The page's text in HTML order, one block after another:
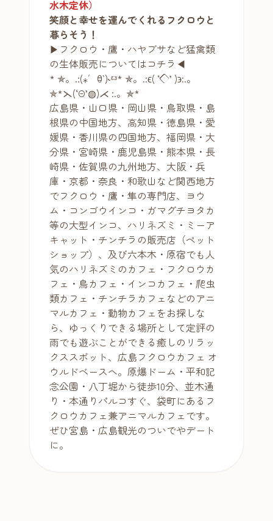
水木定休）
笑顔と幸せを運んでくれるフクロウと
暮らそう！
▶フクロウ・鷹・ハヤブサなど猛禽類
の生体販売についてはコチラ◀
* ✯。.:(⁎′ꃪ‵)˞ᵋᵌ* ✯。.:ϵ( ‘◇’ )϶:.。
✯*⋋(‘Θ’◍)⋌ :.。✯*
広島県・山口県・岡山県・鳥取県・島
根県の中国地方、高知県・徳島県・愛
媛県・香川県の四国地方、福岡県・大
分県・宮崎県・鹿児島県・熊本県・長
崎県・佐賀県の九州地方、大阪・兵
庫・京都・奈良・和歌山など関西地方
でフクロウ・鷹・隼の専門店、ヨウ
ム・コンゴウインコ・ガマグチヨタカ
等の大型インコ、ハリネズミ・ミーア
キャット・チンチラの販売店（ペット
ショップ）、及び六本木・原宿でも人
気のハリネズミのカフェ・フクロウカ
フェ・鳥カフェ・インコカフェ・爬虫
類カフェ・チンチラカフェなどのアニ
マルカフェ・動物カフェをお探しな
ら、ゆっくりできる場所として定評の
雨でも遊ぶことができる癒しのリラッ
クススポット、広島フクロウカフェ オ
ウルドベースへ。原爆ドーム・平和記
念公園・八丁堀から徒歩10分、並木通
り・本通りパルコすぐ、袋町にあるフ
クロウカフェ兼アニマルカフェです。
ぜひ宮島・広島観光のついでやデート
に。